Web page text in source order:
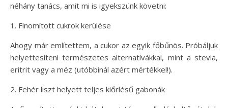
néhány tanács, amit mi is igyekszünk követni:
1. Finomított cukrok kerülése
Ahogy már említettem, a cukor az egyik főbűnös. Próbáljuk
helyettesíteni természetes alternatívákkal, mint a stevia,
eritrit vagy a méz (utóbbinál azért mértékkel!).
2. Fehér liszt helyett teljes kiőrlésű gabonák